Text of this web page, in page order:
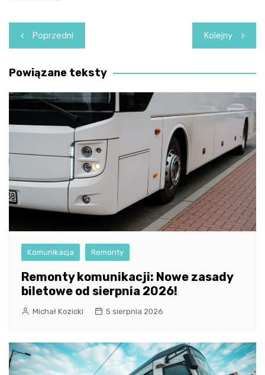
Nawigacja
wpisu
Poprzedni Kolejny
Powiązane teksty
Komunikacja Remonty
Remonty komunikacji: Nowe zasady
biletowe od sierpnia 2026!
Michał Kozicki 5 sierpnia 2026